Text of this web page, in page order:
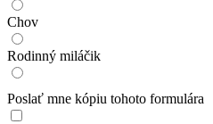
Chov
Rodinný miláčik
Poslať mne kópiu tohoto formulára